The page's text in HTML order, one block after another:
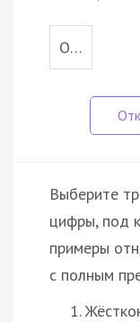
О…
Выберите
цифры, под
примеры
с полным